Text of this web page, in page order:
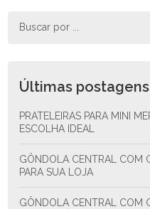
Últimas postagens
PRATELEIRAS PARA MINI MERCADO: GUIA COMPLETO PARA
ESCOLHA IDEAL
GÔNDOLA CENTRAL COM GANCHO: O GUIA COMPLETO
PARA SUA LOJA
GÔNDOLA CENTRAL COM GANCHO: O GUIA COMPLETO